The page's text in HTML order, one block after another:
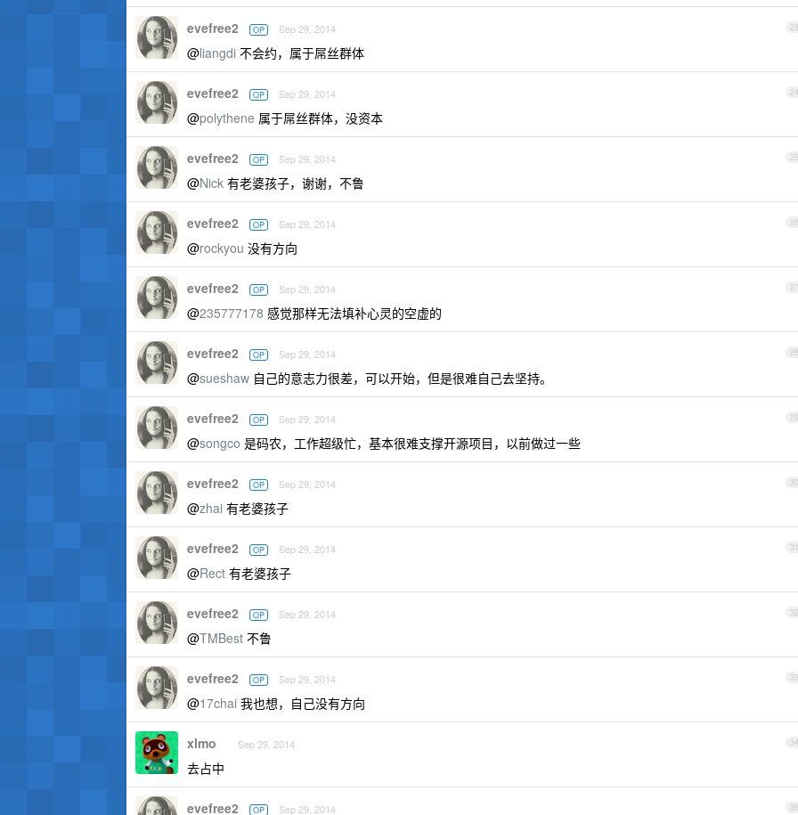
23
evefree2 OP Sep 29, 2014
@liangdi 不会约，属于屌丝群体
24
evefree2 OP Sep 29, 2014
@polythene 属于屌丝群体，没资本
25
evefree2 OP Sep 29, 2014
@Nick 有老婆孩子，谢谢，不鲁
26
evefree2 OP Sep 29, 2014
@rockyou 没有方向
27
evefree2 OP Sep 29, 2014
@235777178 感觉那样无法填补心灵的空虚的
28
evefree2 OP Sep 29, 2014
@sueshaw 自己的意志力很差，可以开始，但是很难自己去坚持。
29
evefree2 OP Sep 29, 2014
@songco 是码农，工作超级忙，基本很难支撑开源项目，以前做过一些
30
evefree2 OP Sep 29, 2014
@zhai 有老婆孩子
31
evefree2 OP Sep 29, 2014
@Rect 有老婆孩子
32
evefree2 OP Sep 29, 2014
@TMBest 不鲁
33
evefree2 OP Sep 29, 2014
@17chai 我也想，自己没有方向
34
xlmo Sep 29, 2014
去占中
35
evefree2 OP Sep 29, 2014